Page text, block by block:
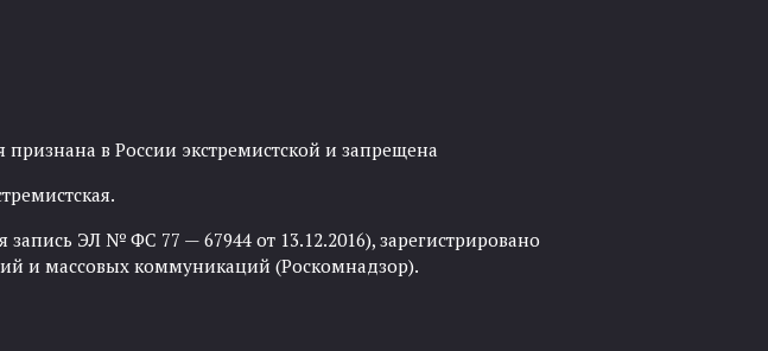
в России экстремистской и запрещена
ЭЛ № ФС 77 — 67944 от 13.12.2016), зарегистрировано
и массовых коммуникаций (Роскомнадзор).